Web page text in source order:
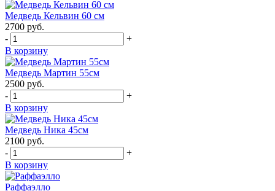
Медведь Кельвин 60 см
2700 руб.
-
+
В корзину
Медведь Мартин 55см
2500 руб.
-
+
В корзину
Медведь Ника 45см
2100 руб.
-
+
В корзину
Раффаэлло